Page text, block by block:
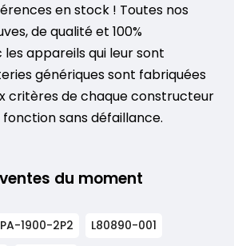
en stock ! Toutes nos
de qualité et 100%
appareils qui leur sont
génériques sont fabriquées
critères de chaque constructeur
sans défaillance.
du moment
PA-1900-2P2
L80890-001